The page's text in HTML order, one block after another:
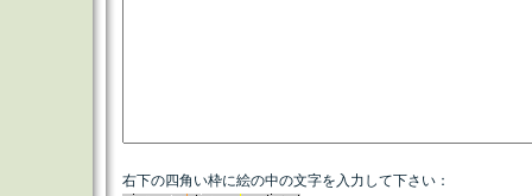
右下の四角い枠に絵の中の文字を入力して下さい：